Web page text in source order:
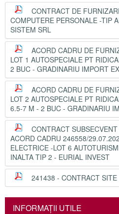
CONTRACT DE
COMPUTERE PERSONALE -TIP
SISTEM SRL
ACORD CADRU DE
LOT 1 AUTOSPECIALE PT
2 BUC - GRADINARIU IMPORT
ACORD CADRU DE
LOT 2 AUTOSPECIALE PT
6.5-7 M - 2 BUC - GRADINARIU
CONTRACT
ACORD CADRU 246558/
ELECTRICE -LOT 6
INALTA TIP 2 - EURIAL INVEST
241438 - CONTRACT SITE
INFORMAŢII UTILE